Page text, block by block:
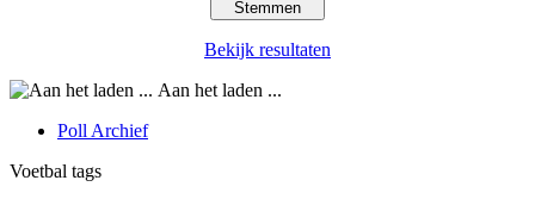
Bekijk resultaten
Aan het laden ...
Poll Archief
Voetbal tags